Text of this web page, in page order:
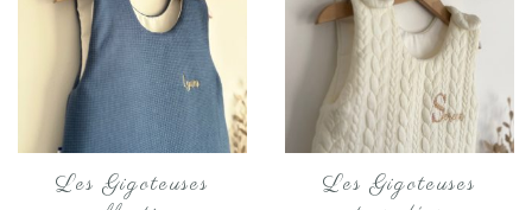
95.00€
Les Gigoteuses
Les Gigoteuses